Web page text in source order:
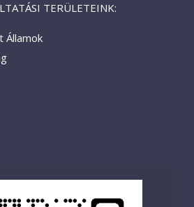
TERÜLETEINK:
Államok